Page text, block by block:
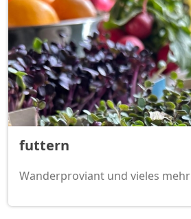
futtern
Wanderproviant und vieles mehr